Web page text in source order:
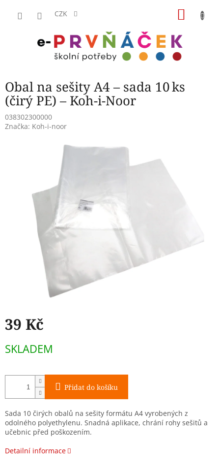
CZK
Obal na sešity A4 – sada 10 ks
(čirý PE) – Koh‑i‑Noor
038302300000
Značka: Koh-i-noor
39 Kč
cena:
SKLADEM
Přidat do košíku
Sada 10 čirých obalů na sešity formátu A4 vyrobených z
odolného polyethylenu. Snadná aplikace, chrání rohy sešitů a
učebnic před poškozením.
Detailní informace